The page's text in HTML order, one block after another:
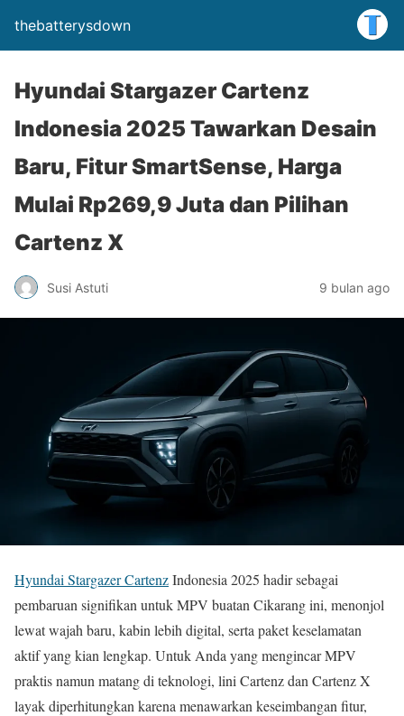
thebatterysdown
Hyundai Stargazer Cartenz
Indonesia 2025 Tawarkan Desain
Baru, Fitur SmartSense, Harga
Mulai Rp269,9 Juta dan Pilihan
Cartenz X
Susi Astuti 9 bulan ago
Hyundai Stargazer CartenzIndonesia 2025 hadir sebagai
pembaruan signifikan untuk MPV buatan Cikarang ini, menonjol
lewat wajah baru, kabin lebih digital, serta paket keselamatan
aktif yang kian lengkap. Untuk Anda yang mengincar MPV
praktis namun matang di teknologi, lini Cartenz dan Cartenz X
layak diperhitungkan karena menawarkan keseimbangan fitur,